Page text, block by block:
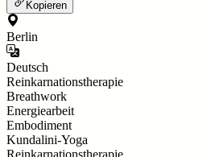
Kopieren
Berlin
Deutsch
Reinkarnationstherapie
Breathwork
Energiearbeit
Embodiment
Kundalini-Yoga
Reinkarnationstherapie